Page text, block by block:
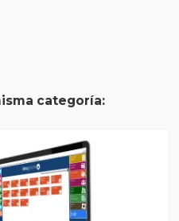
categoría: